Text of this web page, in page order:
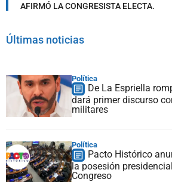
AFIRMÓ LA CONGRESISTA ELECTA.
Últimas noticias
Política
De La Espriella
dará primer discurso
militares
Política
Pacto Histórico
la posesión
Congreso